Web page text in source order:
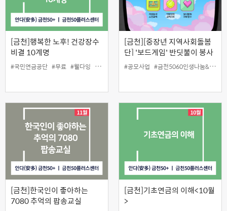
[금천]행복한 노후! 건강장수
비결 10계명
#국민연금공단 #무료 #웰다잉 #인생설계
[금천][중장년 지역사회돌봄
단] '보드게임' 반딧불이 봉사
단
#공모사업 #금천5060인생나눔&재능나눔프로젝트
[금천]한국인이 좋아하는
7080 추억의 팝송교실
[금천]기초연금의 이해<10월
>